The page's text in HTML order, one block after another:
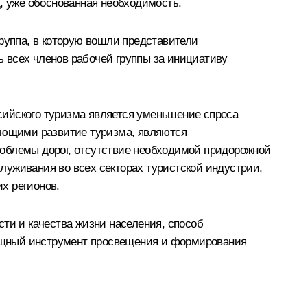
уже обоснованная необходимость.
в которую вошли представители
всех членов рабочей группы за инициативу
туризма является уменьшение спроса
развитие туризма, являются
дорог, отсутствие необходимой придорожной
во всех секторах туристской индустрии,
регионов.
и качества жизни населения, способ
инструмент просвещения и формирования